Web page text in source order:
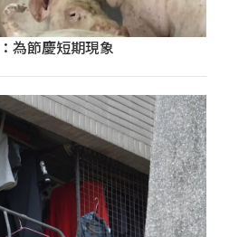
為節慶短期現象